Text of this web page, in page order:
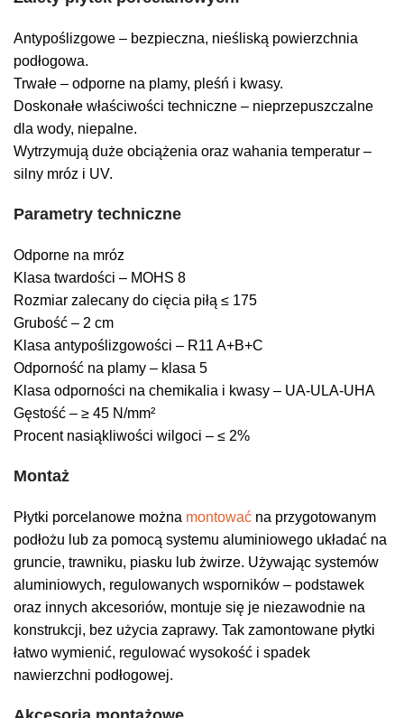
Antypoślizgowe – bezpieczna, nieśliską powierzchnia
podłogowa.
Trwałe – odporne na plamy, pleśń i kwasy.
Doskonałe właściwości techniczne – nieprzepuszczalne
dla wody, niepalne.
Wytrzymują duże obciążenia oraz wahania temperatur –
silny mróz i UV.
Parametry techniczne
Odporne na mróz
Klasa twardości – MOHS 8
Rozmiar zalecany do cięcia piłą ≤ 175
Grubość – 2 cm
Klasa antypoślizgowości – R11 A+B+C
Odporność na plamy – klasa 5
Klasa odporności na chemikalia i kwasy – UA-ULA-UHA
Gęstość – ≥ 45 N/mm²
Procent nasiąkliwości wilgoci – ≤ 2%
Montaż
Płytki porcelanowe można montować na przygotowanym
podłożu lub za pomocą systemu aluminiowego układać na
gruncie, trawniku, piasku lub żwirze. Używając systemów
aluminiowych, regulowanych wsporników – podstawek
oraz innych akcesoriów, montuje się je niezawodnie na
konstrukcji, bez użycia zaprawy. Tak zamontowane płytki
łatwo wymienić, regulować wysokość i spadek
nawierzchni podłogowej.